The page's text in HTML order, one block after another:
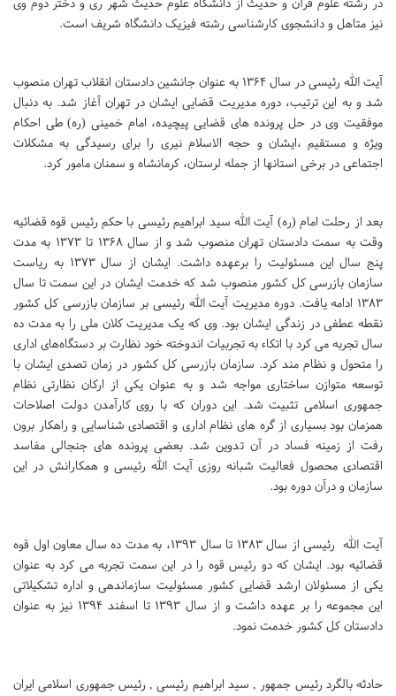
نیز متاهل و دانشجوی کارشناسی رشته فیزیک دانشگاه شریف است.
آیت الله رئیسی در سال 1364 به عنوان جانشین دادستان انقلاب تهران منصوب
شد و به این ترتیب، دوره مدیریت قضایی ایشان در تهران آغاز شد. به دنبال
موفقیت وی در حل پرونده های قضایی پیچیده، امام خمینی (ره) طی احکام
ویژه و مستقیم ،‌ایشان و حجه الاسلام نیری را برای رسیدگی به مشکلات
اجتماعی در برخی استانها از جمله لرستان، کرمانشاه و سمنان مامور کرد.
بعد از رحلت امام (ره) آیت الله سید ابراهیم رئیسی با حکم رئیس قوه قضائیه
وقت به سمت دادستان تهران منصوب شد و از سال 1368 تا 1373 به مدت
پنج سال این مسئولیت را برعهده داشت. ایشان از سال 1373 به ریاست
سازمان بازرسی کل کشور منصوب شد که خدمت ایشان در این سمت تا سال
1383 ادامه یافت. دوره مدیریت آیت الله رئیسی بر سازمان بازرسی کل کشور
نقطه عطفی در زندگی ایشان بود. وی که یک مدیریت کلان ملی را به مدت ده
سال تجربه می کرد با اتکاء به تجربیات اندوخته خود نظارت بر دستگاه‌های اداری
را متحول و نظام مند کرد. سازمان بازرسی کل کشور در زمان تصدی ایشان با
توسعه متوازن ساختاری مواجه شد و به عنوان یکی از ارکان نظارتی نظام
جمهوری اسلامی تثبیت شد. این دوران که با روی کارآمدن دولت اصلاحات
همزمان بود بسیاری از گره های نظام اداری و اقتصادی شناسایی و راهکار برون
رفت از زمینه فساد در آن تدوین شد. بعضی پرونده های جنجالی مفاسد
اقتصادی محصول فعالیت شبانه روزی آیت الله رئیسی و همکارانش در این
سازمان و درآن دوره بود.
آیت الله رئیسی از سال 1383 تا سال 1393، به مدت ده سال معاون اول قوه
قضائیه بود. ایشان که دو رئیس قوه را در این سمت تجربه می کرد به عنوان
یکی از مسئولان ارشد قضایی کشور مسئولیت سازماندهی و اداره تشکیلاتی
این مجموعه را بر عهده داشت و از سال 1393 تا اسفند 1394 نیز به عنوان
دادستان کل کشور خدمت نمود.
حادثه بالگرد رئیس جمهور , سید ابراهیم رئیسی , رئیس جمهوری اسلامی ایران